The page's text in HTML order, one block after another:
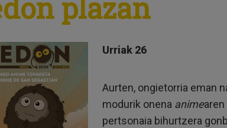
plazan
Urriak 26
Aurten, ongietorria eman
modurik onena anime
pertsonaia bihurtzera